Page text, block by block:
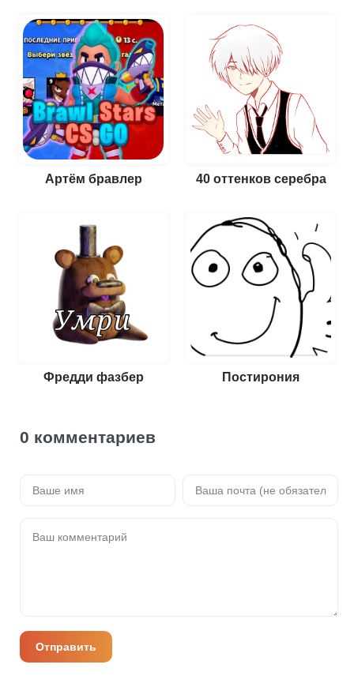
Артëм бравлер 40 оттенков серебра
Фредди фазбер Постирония
0 комментариев
Отправить